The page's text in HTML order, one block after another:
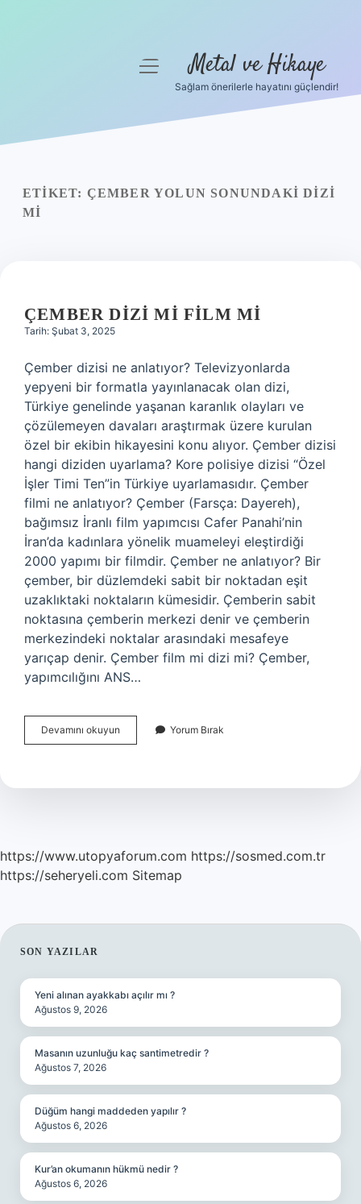
Yasal Uyarı
menüyüMetal ve Hikaye
Sağlam önerilerle hayatını güçlendir!
ETIKET: ÇEMBER YOLUN SONUNDAKI DIZI
MI
ÇEMBER DIZI MI FILM MI
Tarih: Şubat 3, 2025
Çember dizisi ne anlatıyor? Televizyonlarda
yepyeni bir formatla yayınlanacak olan dizi,
Türkiye genelinde yaşanan karanlık olayları ve
çözülemeyen davaları araştırmak üzere kurulan
özel bir ekibin hikayesini konu alıyor. Çember dizisi
hangi diziden uyarlama? Kore polisiye dizisi “Özel
İşler Timi Ten”in Türkiye uyarlamasıdır. Çember
filmi ne anlatıyor? Çember (Farsça: Dayereh),
bağımsız İranlı film yapımcısı Cafer Panahi’nin
İran’da kadınlara yönelik muameleyi eleştirdiği
2000 yapımı bir filmdir. Çember ne anlatıyor? Bir
çember, bir düzlemdeki sabit bir noktadan eşit
uzaklıktaki noktaların kümesidir. Çemberin sabit
noktasına çemberin merkezi denir ve çemberin
merkezindeki noktalar arasındaki mesafeye
yarıçap denir. Çember film mi dizi mi? Çember,
yapımcılığını ANS…
Devamını okuyun
Dizi
Mi
Yorum Bırak
https://www.utopyaforum.com https://sosmed.com.tr
https://seheryeli.com Sitemap
SIDEBAR
SON YAZILAR
Yeni alınan ayakkabı açılır mı ?
Ağustos 9, 2026
Masanın uzunluğu kaç santimetredir ?
Ağustos 7, 2026
Düğüm hangi maddeden yapılır ?
Ağustos 6, 2026
Kur’an okumanın hükmü nedir ?
Ağustos 6, 2026